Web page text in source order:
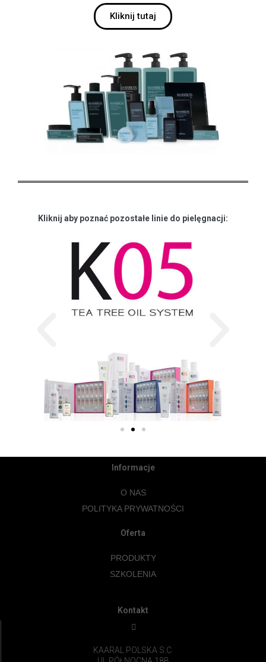
Kliknij tutaj
Kliknij aby poznać pozostałe linie do pielęgnacji:
Informacje
O NAS
POLITYKA PRYWATNOŚCI
Oferta
PRODUKTY
SZKOLENIA
Kontakt
KAARAL POLSKA S.C.